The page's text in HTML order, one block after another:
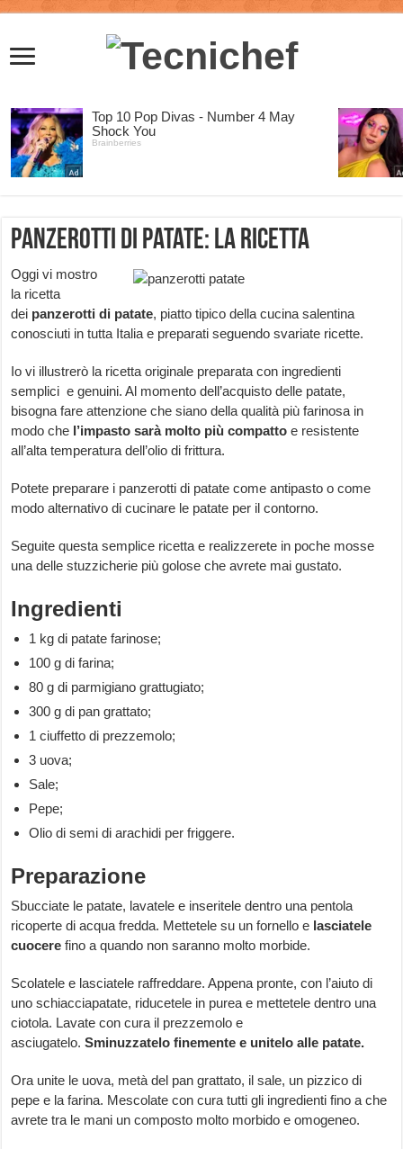
Panzerotti di patate: la ricetta
Oggi vi mostro
la ricetta
dei panzerotti di patate, piatto tipico della cucina salentina
conosciuti in tutta Italia e preparati seguendo svariate ricette.
Io vi illustrerò la ricetta originale preparata con ingredienti
semplici e genuini. Al momento dell’acquisto delle patate,
bisogna fare attenzione che siano della qualità più farinosa in
modo che l’impasto sarà molto più compatto e resistente
all’alta temperatura dell’olio di frittura.
Potete preparare i panzerotti di patate come antipasto o come
modo alternativo di cucinare le patate per il contorno.
Seguite questa semplice ricetta e realizzerete in poche mosse
una delle stuzzicherie più golose che avrete mai gustato.
Ingredienti
1 kg di patate farinose;
100 g di farina;
80 g di parmigiano grattugiato;
300 g di pan grattato;
1 ciuffetto di prezzemolo;
3 uova;
Sale;
Pepe;
Olio di semi di arachidi per friggere.
Preparazione
Sbucciate le patate, lavatele e inseritele dentro una pentola
ricoperte di acqua fredda. Mettetele su un fornello e lasciatele
cuocere fino a quando non saranno molto morbide.
Scolatele e lasciatele raffreddare. Appena pronte, con l’aiuto di
uno schiacciapatate, riducetele in purea e mettetele dentro una
ciotola. Lavate con cura il prezzemolo e
asciugatelo.Sminuzzatelo finemente e unitelo alle patate.
Ora unite le uova, metà del pan grattato, il sale, un pizzico di
pepe e la farina. Mescolate con cura tutti gli ingredienti fino a che
avrete tra le mani un composto molto morbido e omogeneo.